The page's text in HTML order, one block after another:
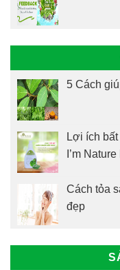
5 Cách
Lợi ích
I’m
Cách tỏa
đẹp